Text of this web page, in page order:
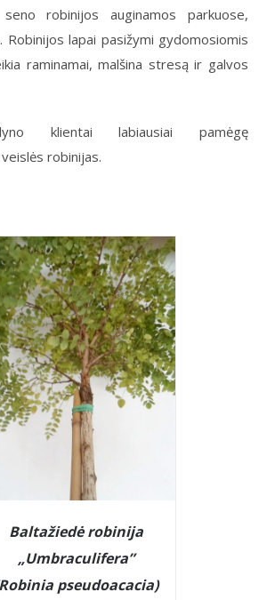
robinijos auginamos parkuose,
lapai pasižymi gydomosiomis
raminamai, malšina stresą ir galvos
klientai labiausiai pamėgę
robinijas.
Baltažiedė robinija
„Umbraculifera”
pseudoacacia)